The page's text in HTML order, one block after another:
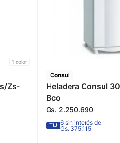
1 color
Zs-
Consul
Heladera Consul
Bco
Gs. 2.250.690
TU 6 sin interés de
Gs. 375.115